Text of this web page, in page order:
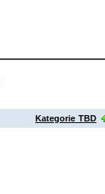
Kategorie TBD